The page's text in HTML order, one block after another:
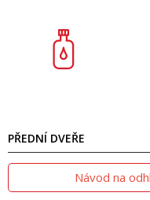
PŘEDNÍ DVEŘE
Návod na